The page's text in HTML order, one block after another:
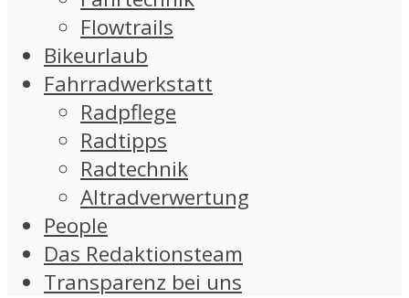
Flowtrails
Bikeurlaub
Fahrradwerkstatt
Radpflege
Radtipps
Radtechnik
Altradverwertung
People
Das Redaktionsteam
Transparenz bei uns